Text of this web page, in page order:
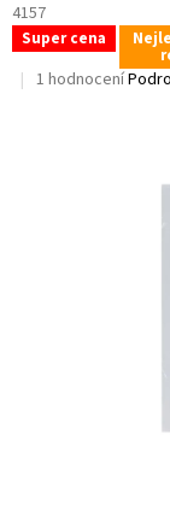
4157
Super cena
Průměrné
1 hodnocení